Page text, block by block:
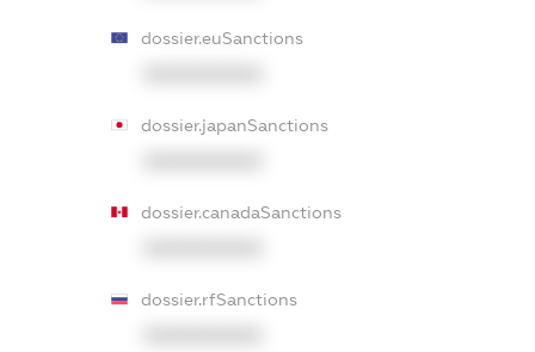
dossier.euSanctions
dossier.japanSanctions
dossier.canadaSanctions
dossier.rfSanctions